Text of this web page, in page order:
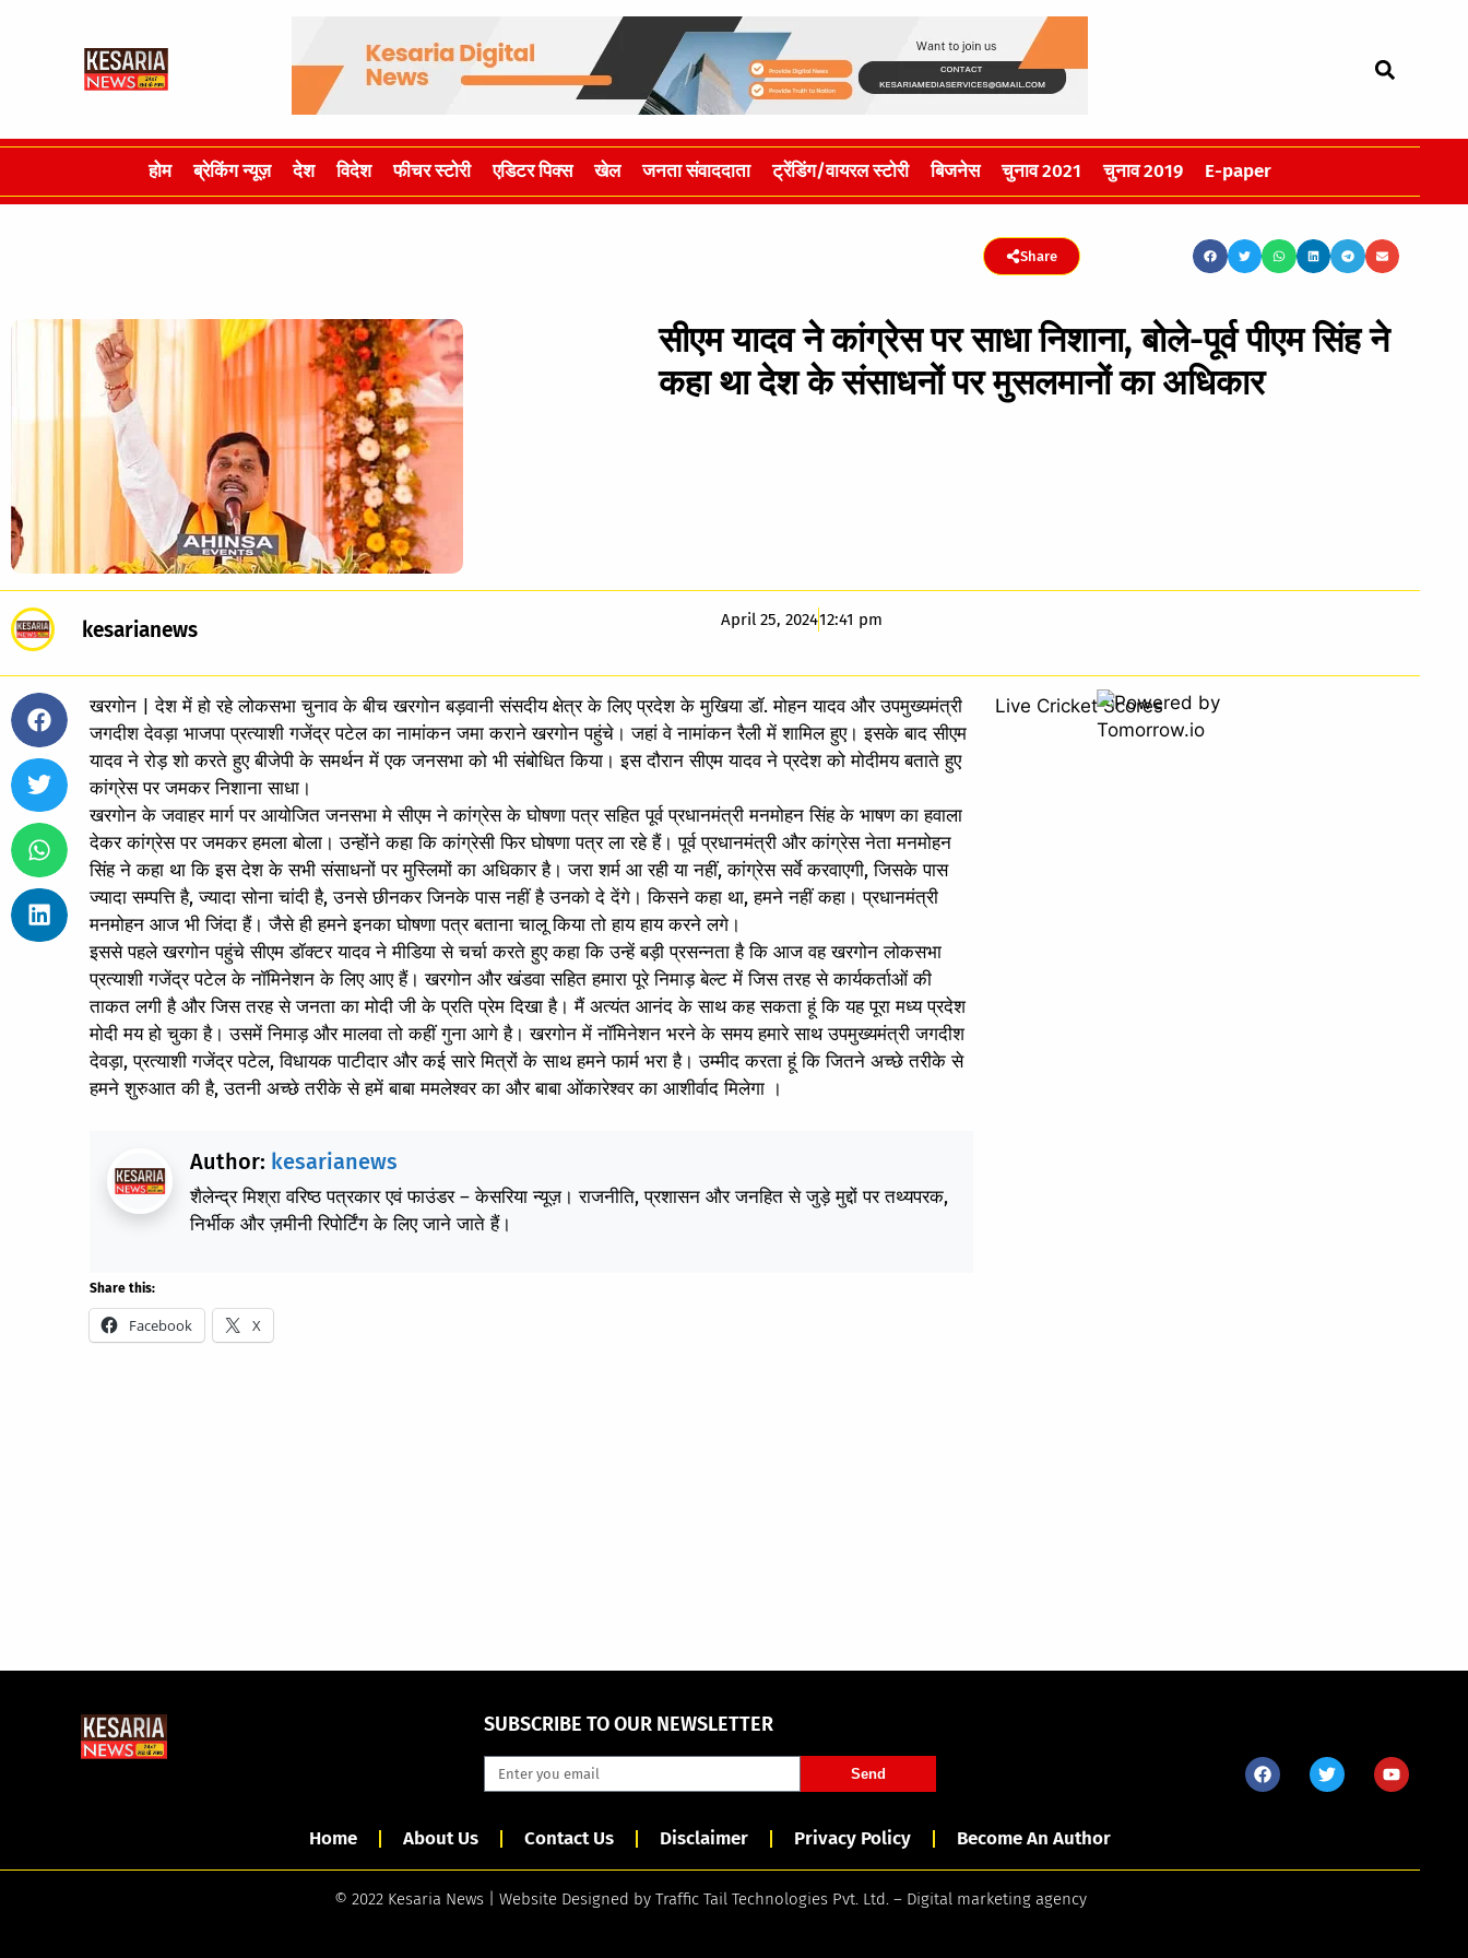
होम ब्रेकिंग न्यूज़ देश विदेश फीचर स्टोरी एडिटर पिक्स खेल जनता संवाददाता ट्रेंडिंग/वायरल स्टोरी बिजनेस चुनाव 2021 चुनाव 2019 E-paper
Share
सीएम यादव ने कांग्रेस पर साधा निशाना, बोले-पूर्व पीएम सिंह ने
कहा था देश के संसाधनों पर मुसलमानों का अधिकार
kesarianews April 25, 202412:41 pm
खरगोन | देश में हो रहे लोकसभा चुनाव के बीच खरगोन बड़वानी संसदीय क्षेत्र के लिए प्रदेश के मुखिया डॉ. मोहन यादव और उपमुख्यमंत्री
जगदीश देवड़ा भाजपा प्रत्याशी गजेंद्र पटेल का नामांकन जमा कराने खरगोन पहुंचे। जहां वे नामांकन रैली में शामिल हुए। इसके बाद सीएम
यादव ने रोड़ शो करते हुए बीजेपी के समर्थन में एक जनसभा को भी संबोधित किया। इस दौरान सीएम यादव ने प्रदेश को मोदीमय बताते हुए
कांग्रेस पर जमकर निशाना साधा।
खरगोन के जवाहर मार्ग पर आयोजित जनसभा मे सीएम ने कांग्रेस के घोषणा पत्र सहित पूर्व प्रधानमंत्री मनमोहन सिंह के भाषण का हवाला
देकर कांग्रेस पर जमकर हमला बोला। उन्होंने कहा कि कांग्रेसी फिर घोषणा पत्र ला रहे हैं। पूर्व प्रधानमंत्री और कांग्रेस नेता मनमोहन
सिंह ने कहा था कि इस देश के सभी संसाधनों पर मुस्लिमों का अधिकार है। जरा शर्म आ रही या नहीं, कांग्रेस सर्वे करवाएगी, जिसके पास
ज्यादा सम्पत्ति है, ज्यादा सोना चांदी है, उनसे छीनकर जिनके पास नहीं है उनको दे देंगे। किसने कहा था, हमने नहीं कहा। प्रधानमंत्री
मनमोहन आज भी जिंदा हैं। जैसे ही हमने इनका घोषणा पत्र बताना चालू किया तो हाय हाय करने लगे।
इससे पहले खरगोन पहुंचे सीएम डॉक्टर यादव ने मीडिया से चर्चा करते हुए कहा कि उन्हें बड़ी प्रसन्नता है कि आज वह खरगोन लोकसभा
प्रत्याशी गजेंद्र पटेल के नॉमिनेशन के लिए आए हैं। खरगोन और खंडवा सहित हमारा पूरे निमाड़ बेल्ट में जिस तरह से कार्यकर्ताओं की
ताकत लगी है और जिस तरह से जनता का मोदी जी के प्रति प्रेम दिखा है। मैं अत्यंत आनंद के साथ कह सकता हूं कि यह पूरा मध्य प्रदेश
मोदी मय हो चुका है। उसमें निमाड़ और मालवा तो कहीं गुना आगे है। खरगोन में नॉमिनेशन भरने के समय हमारे साथ उपमुख्यमंत्री जगदीश
देवड़ा, प्रत्याशी गजेंद्र पटेल, विधायक पाटीदार और कई सारे मित्रों के साथ हमने फार्म भरा है। उम्मीद करता हूं कि जितने अच्छे तरीके से
हमने शुरुआत की है, उतनी अच्छे तरीके से हमें बाबा ममलेश्वर का और बाबा ओंकारेश्वर का आशीर्वाद मिलेगा ।
Author: kesarianews
शैलेन्द्र मिश्रा वरिष्ठ पत्रकार एवं फाउंडर – केसरिया न्यूज़। राजनीति, प्रशासन और जनहित से जुड़े मुद्दों पर तथ्यपरक,
निर्भीक और ज़मीनी रिपोर्टिंग के लिए जाने जाते हैं।
Share this:
Facebook X
Live Cricket Scores
SUBSCRIBE TO OUR NEWSLETTER
Send
Home About Us Contact Us Disclaimer Privacy Policy Become An Author
© 2022 Kesaria News | Website Designed by Traffic Tail Technologies Pvt. Ltd.– Digital marketing agency